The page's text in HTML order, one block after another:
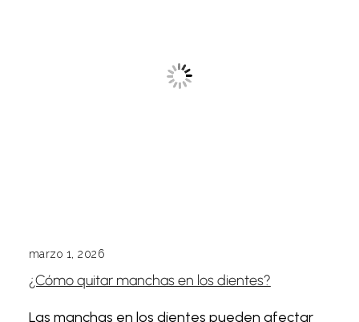
marzo 1, 2026
¿Cómo quitar manchas en los dientes?
Las manchas en los dientes pueden afectar